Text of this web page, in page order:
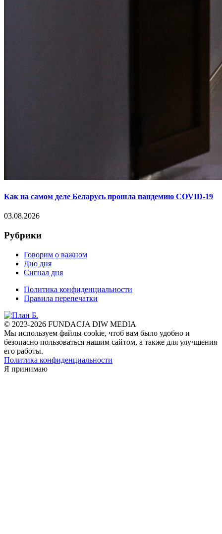
Как на самом деле Беларусь прошла пандемию COVID-19
03.08.2026
Рубрики
Говорим о важном
Дно дня
Сигнал дня
Политика конфиденциальности
Правила перепечатки
© 2023-2026 FUNDACJA DIW MEDIA
Мы используем файлы cookie, чтоб вам было удобно и
безопасно пользоваться нашим сайтом, а также для улучшения
его работы.
Политика конфиденциальности
Я принимаю